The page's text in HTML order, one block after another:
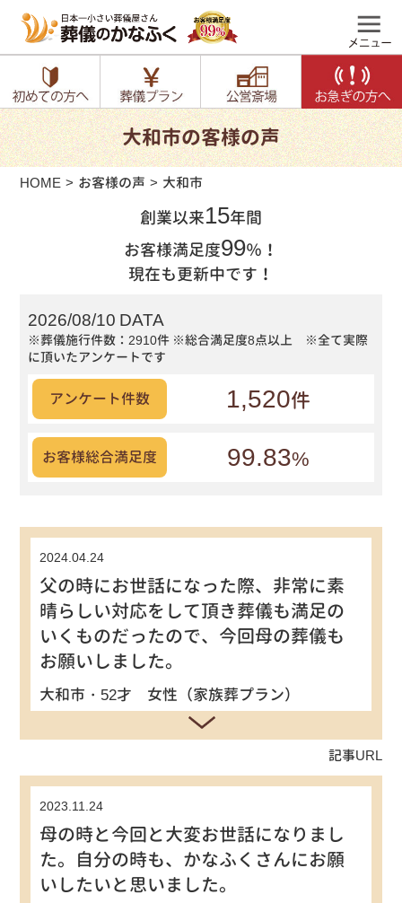
大和市の客様の声
HOME お客様の声 大和市
創業以来15年間
お客様満足度99％！
現在も更新中です！
2026/08/10 DATA
※葬儀施行件数：2910件 ※総合満足度8点以上 ※全て実際
に頂いたアンケートです
アンケート件数 1,520件
お客様総合満足度 99.83%
2024.04.24
父の時にお世話になった際、非常に素
晴らしい対応をして頂き葬儀も満足の
いくものだったので、今回母の葬儀も
お願いしました。
大和市・52才 女性（家族葬プラン）
記事URL
2023.11.24
母の時と今回と大変お世話になりまし
た。自分の時も、かなふくさんにお願
いしたいと思いました。